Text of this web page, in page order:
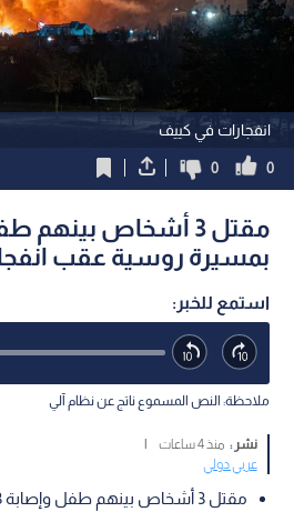
انفجارات في كييف
0
0
مقتل 3 أشخاص
بمسيرة روسية عقب
استمع للخبر:
ملاحظة: النص المسموع ناتج عن نظام آلي
نشر : منذ 4 ساعات
|
عربي دولي